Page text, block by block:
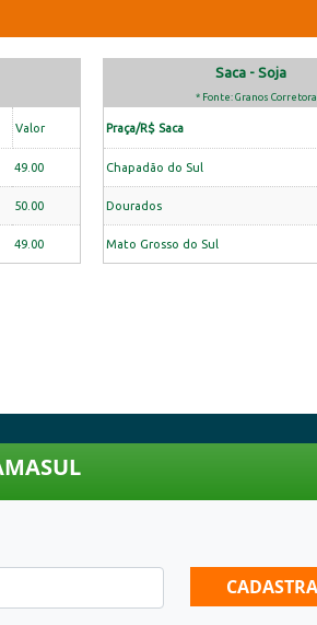
Valor
49.00
50.00
49.00
Saca - Soja
* Fonte: Granos Corretora
Praça/R$ Saca
Chapadão do Sul
Dourados
Mato Grosso do Sul